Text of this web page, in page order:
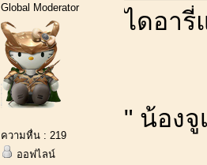
Global Moderator
ความหื่น : 219
ออฟไลน์
ไดอารี่
" น้องจู